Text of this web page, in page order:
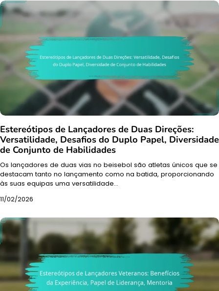
Estereótipos de Lançadores de Duas Direções:
Versatilidade, Desafios do Duplo Papel, Diversidade
de Conjunto de Habilidades
Os lançadores de duas vias no beisebol são atletas únicos que se
destacam tanto no lançamento como na batida, proporcionando
às suas equipas uma versatilidade…
11/02/2026